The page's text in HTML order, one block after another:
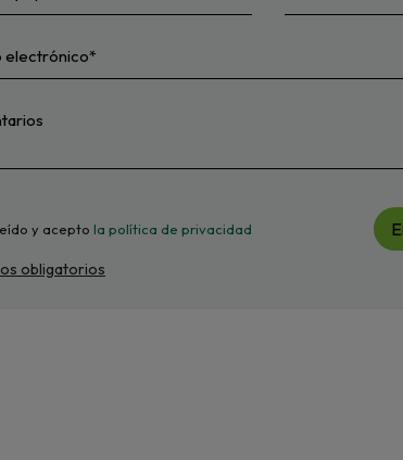
y acepto la política de privacidad
obligatorios